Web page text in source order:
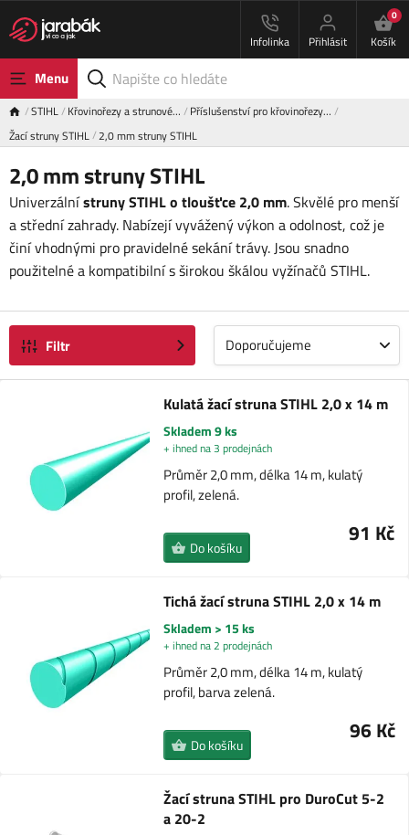
Infolinka Přihlásit
0
Košík
Menu
STIHL Křovinořezy a strunové…
Příslušenství pro křovinořezy…
Žací struny STIHL 2,0 mm struny STIHL
2,0 mm struny STIHL
Univerzálnístruny STIHL o tloušťce 2,0 mm. Skvělé pro menší
a střední zahrady. Nabízejí vyvážený výkon a odolnost, což je
činí vhodnými pro pravidelné sekání trávy. Jsou snadno
použitelné a kompatibilní s širokou škálou vyžínačů STIHL.
Filtr Doporučujeme
Kulatá žací struna STIHL 2,0 x 14 m
Skladem 9 ks
+ ihned na 3 prodejnách
Průměr 2,0 mm, délka 14 m, kulatý
profil, zelená.
91 Kč
Do košíku
Tichá žací struna STIHL 2,0 x 14 m
Skladem > 15 ks
+ ihned na 2 prodejnách
Průměr 2,0 mm, délka 14 m, kulatý
profil, barva zelená.
96 Kč
Do košíku
Žací struna STIHL pro DuroCut 5-2
a 20-2